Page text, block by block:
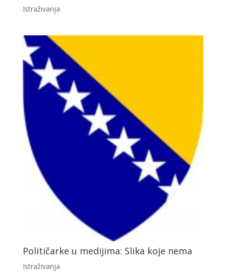
Istraživanja
Političarke u medijima: Slika koje nema
Istraživanja